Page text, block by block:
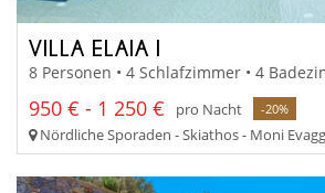
VILLA ELAIA I
8 Personen • 4 Schlafzimmer • 4
950 € - 1 250 € pro Nacht -20%
Nördliche Sporaden - Skiathos - Moni